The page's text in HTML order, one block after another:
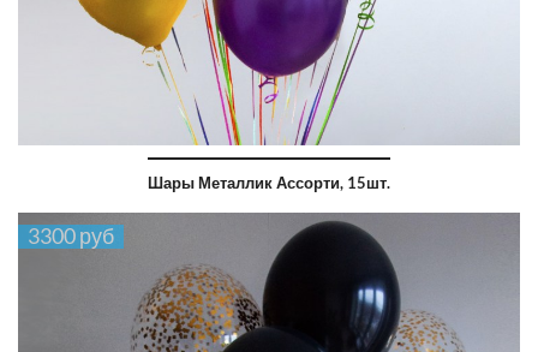
Шары Металлик Ассорти, 15шт.
3300 руб